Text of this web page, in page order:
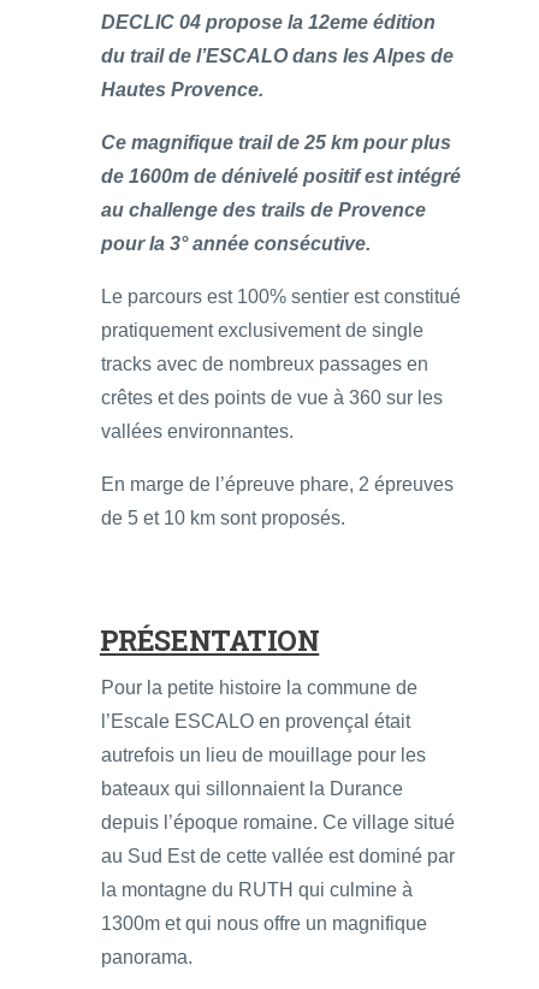
DECLIC 04 propose la 12eme édition
du trail de l’ESCALO dans les Alpes de
Hautes Provence.
Ce magnifique trail de 25 km pour plus
de 1600m de dénivelé positif est intégré
au challenge des trails de Provence
pour la 3° année consécutive.
Le parcours est 100% sentier est constitué
pratiquement exclusivement de single
tracks avec de nombreux passages en
crêtes et des points de vue à 360 sur les
vallées environnantes.
En marge de l’épreuve phare, 2 épreuves
de 5 et 10 km sont proposés.
PRÉSENTATION
Pour la petite histoire la commune de
l’Escale ESCALO en provençal était
autrefois un lieu de mouillage pour les
bateaux qui sillonnaient la Durance
depuis l’époque romaine. Ce village situé
au Sud Est de cette vallée est dominé par
la montagne du RUTH qui culmine à
1300m et qui nous offre un magnifique
panorama.